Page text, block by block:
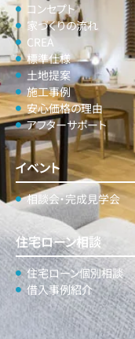
コンセプト
家づくりの流れ
CREA
標準仕様
土地提案
施工事例
安心価格の理由
アフターサポート
イベント
相談会・完成見学会
住宅ローン相談
住宅ローン個別相談
借入事例紹介